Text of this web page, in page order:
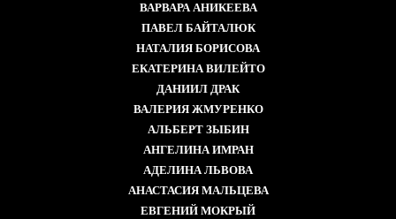
ВАРВАРА АНИКЕЕВА
ПАВЕЛ БАЙТАЛЮК
НАТАЛИЯ БОРИСОВА
ЕКАТЕРИНА ВИЛЕЙТО
ДАНИИЛ ДРАК
ВАЛЕРИЯ ЖМУРЕНКО
АЛЬБЕРТ ЗЫБИН
АНГЕЛИНА ИМРАН
АДЕЛИНА ЛЬВОВА
АНАСТАСИЯ МАЛЬЦЕВА
ЕВГЕНИЙ МОКРЫЙ